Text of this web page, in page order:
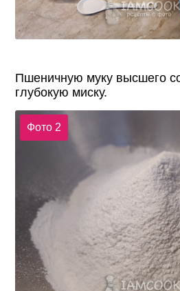
Пшеничную муку высшего
глубокую миску.
Фото 2